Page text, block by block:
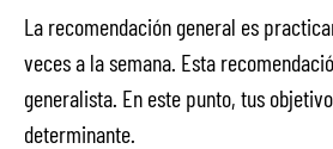
La recomendación general es
veces a la semana. Esta
generalista. En este punto, tus
determinante.